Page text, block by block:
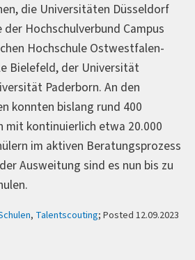
die Universitäten Düsseldorf
Hochschulverbund Campus
Hochschule Ostwestfalen-
Bielefeld, der Universität
Paderborn. An den
konnten bislang rund 400
mit kontinuierlich etwa 20.000
im aktiven Beratungsprozess
Ausweitung sind es nun bis zu
, Talentscouting; Posted 12.09.2023